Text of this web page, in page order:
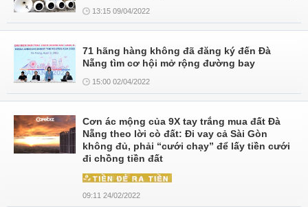
13:15 09/04/2022
71 hãng hàng không đã đăng ký đến Đà
Nẵng tìm cơ hội mở rộng đường bay
15:00 02/04/2022
Cơn ác mộng của 9X tay trắng mua đất Đà
Nẵng theo lời cò đất: Đi vay cả Sài Gòn
không đủ, phải “cưới chạy” để lấy tiền cưới
đi chồng tiền đất
09:11 24/02/2022